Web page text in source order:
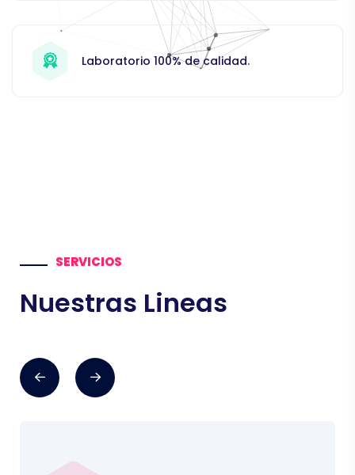
Laboratorio 100% de calidad.
SERVICIOS
Nuestras Lineas